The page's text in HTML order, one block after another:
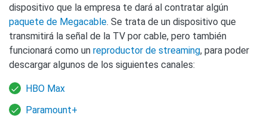
dispositivo que la empresa te dará al contratar algún
paquete de Megacable. Se trata de un dispositivo que
transmitirá la señal de la TV por cable, pero también
funcionará como un reproductor de streaming, para poder
descargar algunos de los siguientes canales:
HBO Max
Paramount+